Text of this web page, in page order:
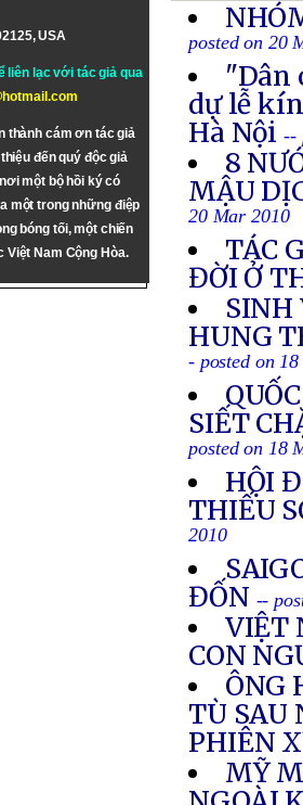
USA
liên lạc với tác giả qua
thành cám ơn tác giả
đến quý độc giả
một bộ hồi ký có
một trong những điệp
bóng tối, một chiến
Việt Nam Cộng Hòa.
posted on 20
"Dân
dự lễ
Hà Nội--
8
MẬU
20 Mar 2010
TÁC
ĐỜI Ở
SINH
HUNG
- posted on
SIẾT
posted on 18
HỘI
THIẾU
2010
ĐỐN --
VIỆT
CON
ÔNG
TÙ SAU
PHIÊN
MỸ